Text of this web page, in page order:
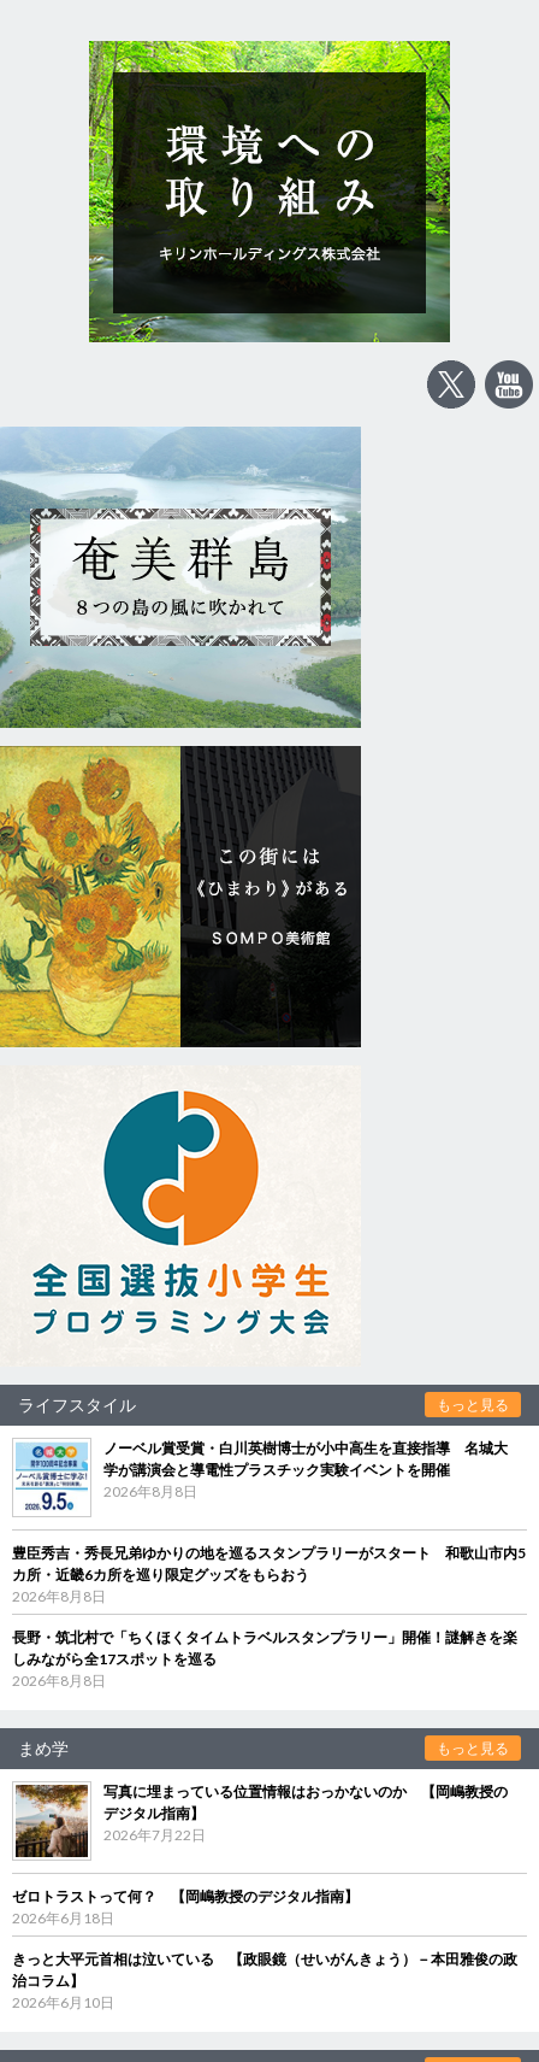
ライフスタイル もっと見る
ノーベル賞受賞・白川英樹博士が小中高生を直接指導 名城大
学が講演会と導電性プラスチック実験イベントを開催
2026年8月8日
豊臣秀吉・秀長兄弟ゆかりの地を巡るスタンプラリーがスタート 和歌山市内5
カ所・近畿6カ所を巡り限定グッズをもらおう
2026年8月8日
長野・筑北村で「ちくほくタイムトラベルスタンプラリー」開催！謎解きを楽
しみながら全17スポットを巡る
2026年8月8日
まめ学 もっと見る
写真に埋まっている位置情報はおっかないのか 【岡嶋教授の
デジタル指南】
2026年7月22日
ゼロトラストって何？ 【岡嶋教授のデジタル指南】
2026年6月18日
きっと大平元首相は泣いている 【政眼鏡（せいがんきょう）－本田雅俊の政
治コラム】
2026年6月10日